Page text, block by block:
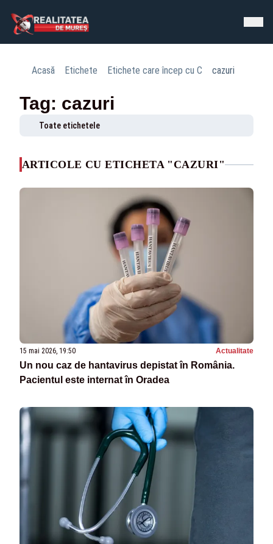
Acasă Etichete Etichete care încep cu C cazuri
Tag: cazuri
Toate etichetele
ARTICOLE CU ETICHETA "CAZURI"
15 mai 2026, 19:50 Actualitate
Un nou caz de hantavirus depistat în România.
Pacientul este internat în Oradea